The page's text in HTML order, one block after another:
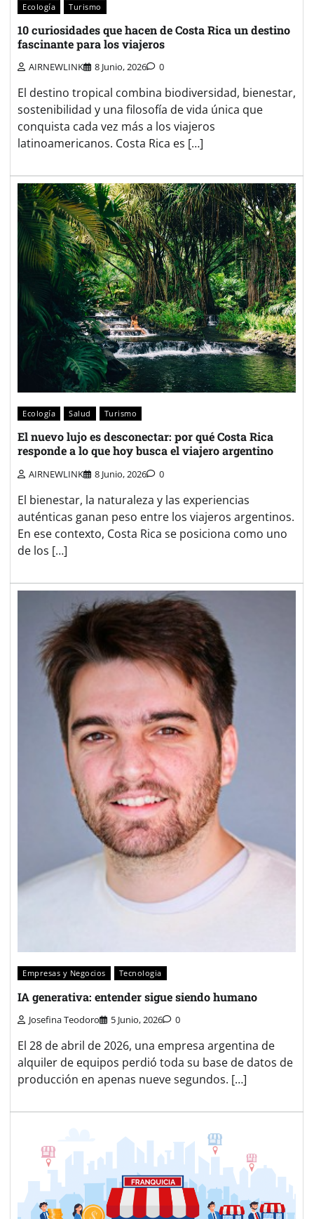
Ecología Turismo
10 curiosidades que hacen de Costa Rica un destino
fascinante para los viajeros
AIRNEWLINK 8 Junio, 2026 0
El destino tropical combina biodiversidad, bienestar,
sostenibilidad y una filosofía de vida única que
conquista cada vez más a los viajeros
latinoamericanos. Costa Rica es […]
Ecología Salud Turismo
El nuevo lujo es desconectar: por qué Costa Rica
responde a lo que hoy busca el viajero argentino
AIRNEWLINK 8 Junio, 2026 0
El bienestar, la naturaleza y las experiencias
auténticas ganan peso entre los viajeros argentinos.
En ese contexto, Costa Rica se posiciona como uno
de los […]
Empresas y Negocios Tecnologia
IA generativa: entender sigue siendo humano
Josefina Teodoro 5 Junio, 2026 0
El 28 de abril de 2026, una empresa argentina de
alquiler de equipos perdió toda su base de datos de
producción en apenas nueve segundos. […]